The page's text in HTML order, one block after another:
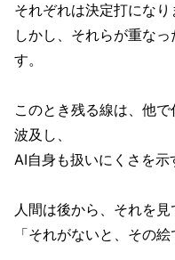
それぞれは決定打になり
しかし、それらが重な
す。
このとき残る線は、他
波及し、
AI自身も扱いにくさを示
人間は後から、それを見
「それがないと、その絵